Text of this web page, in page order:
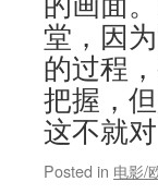
堂，因
的过程
把握，
这不就
Posted in 电影/